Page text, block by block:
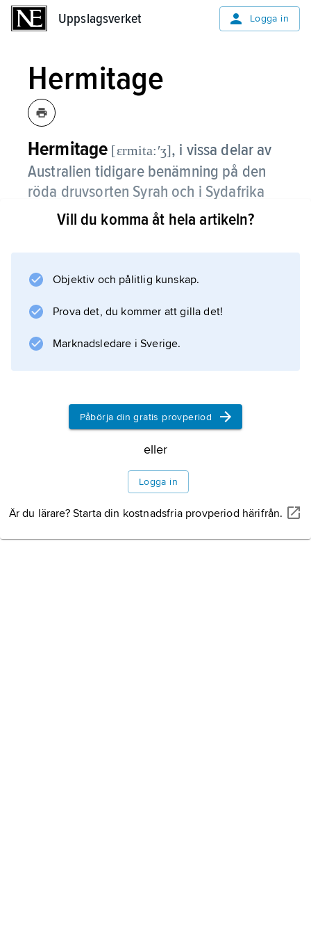
Uppslagsverket Logga in
Hermitage
Hermitage [ɛrmita:ʹʒ], i vissa delar av
Australien tidigare benämning på den
röda druvsorten Syrah och i Sydafrika
på den röda druvsorten Cinsaut.
Vill du komma åt hela artikeln?
Objektiv och pålitlig kunskap.
Prova det, du kommer att gilla det!
Marknadsledare i Sverige.
Påbörja din gratis provperiod
eller
Logga in
Är du lärare? Starta din kostnadsfria provperiod härifrån.